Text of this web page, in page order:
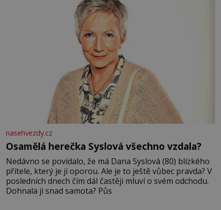
nasehvezdy.cz
Osamělá herečka Syslová všechno vzdala?
Nedávno se povídalo, že má Dana Syslová (80) blízkého
přítele, který je jí oporou. Ale je to ještě vůbec pravda? V
posledních dnech čím dál častěji mluví o svém odchodu.
Dohnala ji snad samota? Půs